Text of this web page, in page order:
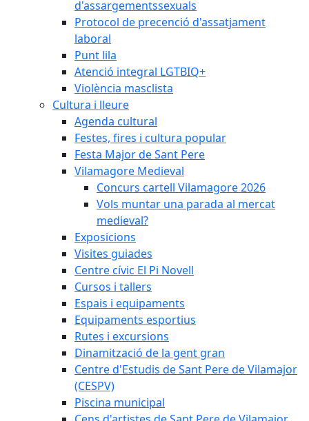
d'assargementssexuals
Protocol de precenció d'assatjament
laboral
Punt lila
Atenció integral LGTBIQ+
Violència masclista
Cultura i lleure
Agenda cultural
Festes, fires i cultura popular
Festa Major de Sant Pere
Vilamagore Medieval
Concurs cartell Vilamagore 2026
Vols muntar una parada al mercat
medieval?
Exposicions
Visites guiades
Centre cívic El Pi Novell
Cursos i tallers
Espais i equipaments
Equipaments esportius
Rutes i excursions
Dinamització de la gent gran
Centre d'Estudis de Sant Pere de Vilamajor
(CESPV)
Piscina municipal